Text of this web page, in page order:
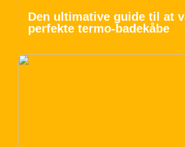
Den ultimative guide til at
perfekte termo-badekåbe